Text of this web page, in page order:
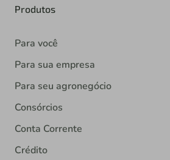
Produtos
Para você
Para sua empresa
Para seu agronegócio
Consórcios
Conta Corrente
Crédito